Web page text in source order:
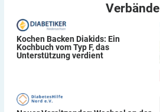
Verbände
Kochen Backen Diakids: Ein
Kochbuch vom Typ F, das
Unterstützung verdient